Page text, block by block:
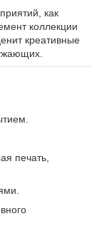
как
коллекции
креативные
печать,